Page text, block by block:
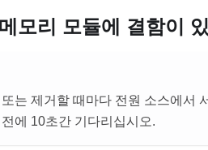
모리 모듈에 결함이
는 제거할 때마다 전원 소스에서
에 10초간 기다리십시오.